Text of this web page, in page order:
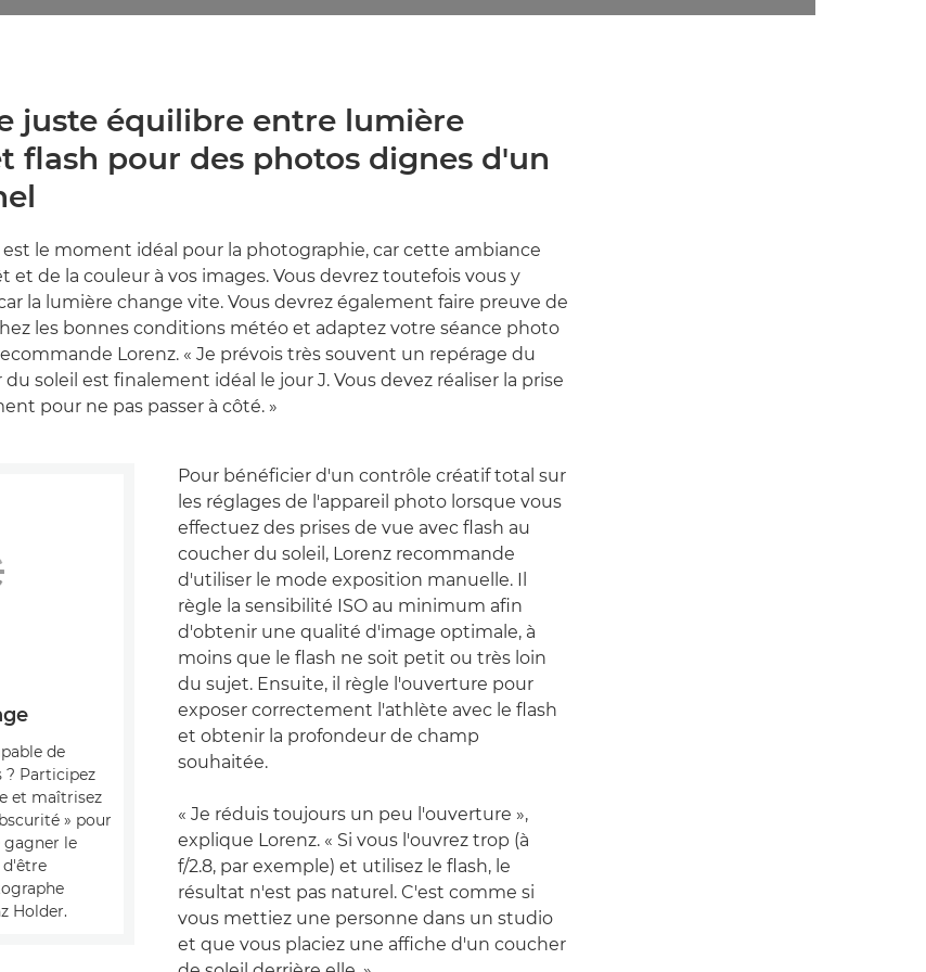
juste équilibre entre lumière
flash pour des photos dignes d'un
est le moment idéal pour la photographie, car cette ambiance
et de la couleur à vos images. Vous devrez toutefois vous y
la lumière change vite. Vous devrez également faire preuve de
les bonnes conditions météo et adaptez votre séance photo
Lorenz. « Je prévois très souvent un repérage du
soleil est finalement idéal le jour J. Vous devez réaliser la prise
pour ne pas passer à côté. »
Pour bénéficier d'un contrôle créatif total sur
les réglages de l'appareil photo lorsque vous
effectuez des prises de vue avec flash au
coucher du soleil, Lorenz recommande
d'utiliser le mode exposition manuelle. Il
règle la sensibilité ISO au minimum afin
d'obtenir une qualité d'image optimale, à
moins que le flash ne soit petit ou très loin
du sujet. Ensuite, il règle l'ouverture pour
exposer correctement l'athlète avec le flash
et obtenir la profondeur de champ
souhaitée.
« Je réduis toujours un peu l'ouverture »,
explique Lorenz. « Si vous l'ouvrez trop (à
f/2.8, par exemple) et utilisez le flash, le
résultat n'est pas naturel. C'est comme si
vous mettiez une personne dans un studio
et que vous placiez une affiche d'un coucher
de
? Participez
et maîtrisez
» pour
gagner le
d'être
Holder.